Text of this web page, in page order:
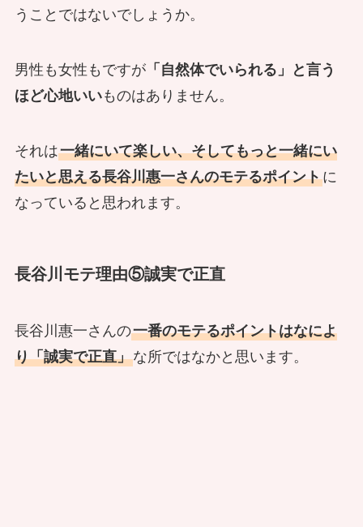
うことではないでしょうか。
男性も女性もですが「自然体でいられる」と言う
ほど心地いいものはありません。
それは一緒にいて楽しい、そしてもっと一緒にい
たいと思える長谷川惠一さんのモテるポイントに
なっていると思われます。
長谷川モテ理由⑤誠実で正直
長谷川惠一さんの一番のモテるポイントはなによ
り「誠実で正直」な所ではなかと思います。